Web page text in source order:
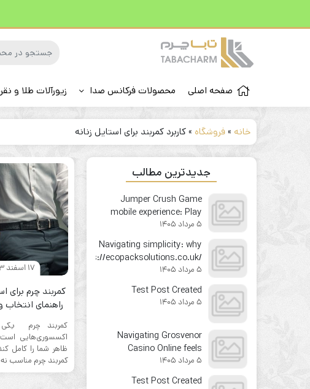
صفحه اصلی محصولات فرکانس صدا زیورآلات طلا و
خانه »فروشگاه »كاربرد کمربند برای استایل زنانه
17 اسفند 1403
كمربند چرم برای
راهنمای
كمربند چرم یکی
اکسسوری‌هایی
ظاهر شما را کامل
كمربند چرم مناسب
جدیدترین مطالب
Jumper Crush Game
mobile experience: Play
your favorite instant win
game on the go
5 مرداد 1405
Navigating simplicity: why
https://ecopacksolutions.co.uk/
feels like second nature
from the first click
5 مرداد 1405
Test Post Created
5 مرداد 1405
Navigating Grosvenor
Casino Online feels
surprisingly
straightforward for
5 مرداد 1405
Test Post Created